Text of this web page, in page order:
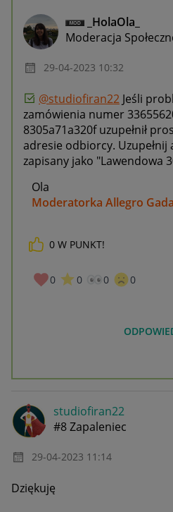
_HolaOla_
Moderacja
‎29-04-2023 10:32
@studiofiran22 Jeśli
zamówienia numer
8305a71a320f uzupełnił
adresie odbiorcy. Uzupełnij
zapisany jako "Lawendowa
Ola
Moderatorka Allegro
0 W PUNKT!
0 0 0 0
studiofiran22
#8 Zapaleniec
‎29-04-2023 11:14
Dziękuję